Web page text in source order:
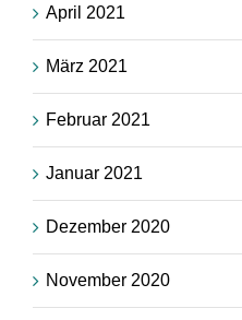
April 2021
März 2021
Februar 2021
Januar 2021
Dezember 2020
November 2020